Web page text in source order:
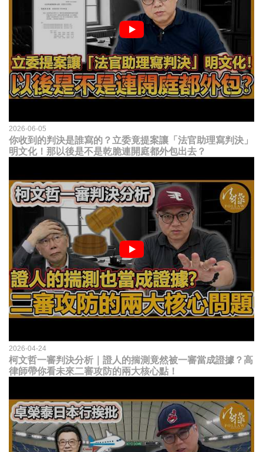
2026-06-05
你收到的判決是誰寫的？立委竟提案讓「法官助理寫判決」
明文化！那以後是不是乾脆連開庭都外包出去？
2026-04-24
柯文哲一審判決分析｜證人的揣測竟然被一審當成證據？高
律師帶你看未來二審攻防的兩大核心點！